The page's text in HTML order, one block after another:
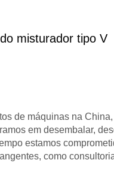
misturador tipo V
de máquinas na
em desembalar,
estamos
como